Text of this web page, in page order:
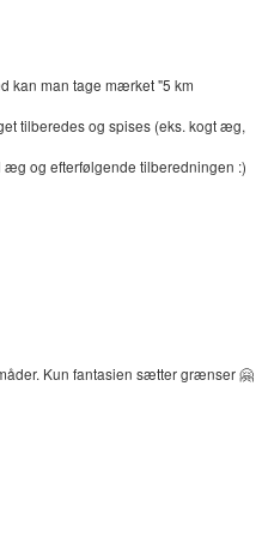
kan man tage mærket "5 km
tilberedes og spises (eks. kogt æg,
æg og efterfølgende tilberedningen :)
Kun fantasien sætter grænser 🤗